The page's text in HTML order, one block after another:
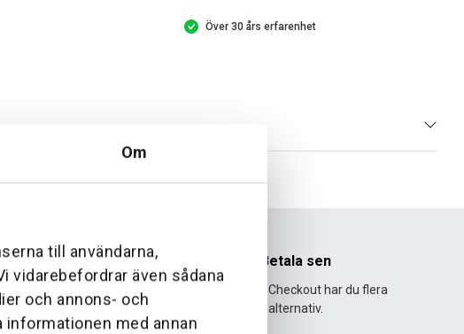
Om
till användarna,
vidarebefordrar även sådana
och annons- och
informationen med annan
Över 30 års erfarenhet
erfarenhet
januari 1995 och har
en god tillväxt.
Betala sen
Med Klarna Checkout har du flera
alternativ.